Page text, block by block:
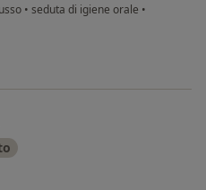
• seduta di igiene orale •